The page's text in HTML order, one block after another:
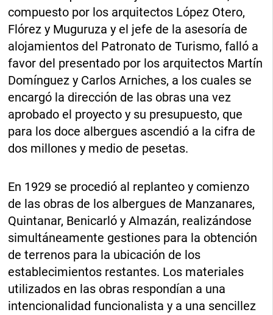
compuesto por los arquitectos López Otero,
Flórez y Muguruza y el jefe de la asesoría de
alojamientos del Patronato de Turismo, falló a
favor del presentado por los arquitectos Martín
Domínguez y Carlos Arniches, a los cuales se
encargó la dirección de las obras una vez
aprobado el proyecto y su presupuesto, que
para los doce albergues ascendió a la cifra de
dos millones y medio de pesetas.
En 1929 se procedió al replanteo y comienzo
de las obras de los albergues de Manzanares,
Quintanar, Benicarló y Almazán, realizándose
simultáneamente gestiones para la obtención
de terrenos para la ubicación de los
establecimientos restantes. Los materiales
utilizados en las obras respondían a una
intencionalidad funcionalista y a una sencillez